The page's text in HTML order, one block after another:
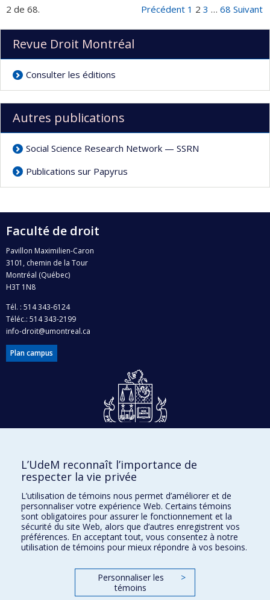
2 de 68. Précédent 1 2 3 … 68 Suivant
Revue Droit Montréal
Consulter les éditions
Autres publications
Social Science Research Network — SSRN
Publications sur Papyrus
Faculté de droit
Pavillon Maximilien-Caron
3101, chemin de la Tour
Montréal (Québec)
H3T 1N8
Tél. : 514 343-6124
Téléc.: 514 343-2199
info-droit@umontreal.ca
Plan campus
Accès protégé
Facebook|Twitter
LinkedIn|Instagram
L’UdeM reconnaît l’importance de
respecter la vie privée
L’utilisation de témoins nous permet d’améliorer et de
personnaliser votre expérience Web. Certains témoins
sont obligatoires pour assurer le fonctionnement et la
sécurité du site Web, alors que d’autres enregistrent vos
préférences. En acceptant tout, vous consentez à notre
utilisation de témoins pour mieux répondre à vos besoins.
Personnaliser les
témoins
>